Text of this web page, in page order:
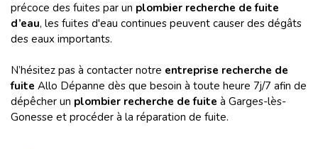
précoce des fuites par un plombier recherche de fuite
d’eau, les fuites d'eau continues peuvent causer des dégâts
des eaux importants.
N’hésitez pas à contacter notre entreprise recherche de
fuite Allo Dépanne dès que besoin à toute heure 7j/7 afin de
dépêcher un plombier recherche de fuite à Garges-lès-
Gonesse et procéder à la réparation de fuite.